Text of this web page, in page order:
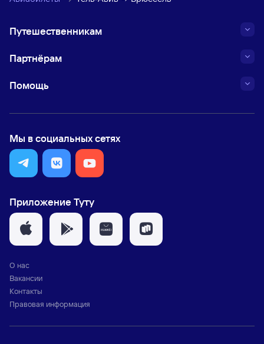
Путешественникам
Партнёрам
Помощь
Мы в социальных сетях
Приложение Туту
О нас
Вакансии
Контакты
Правовая информация